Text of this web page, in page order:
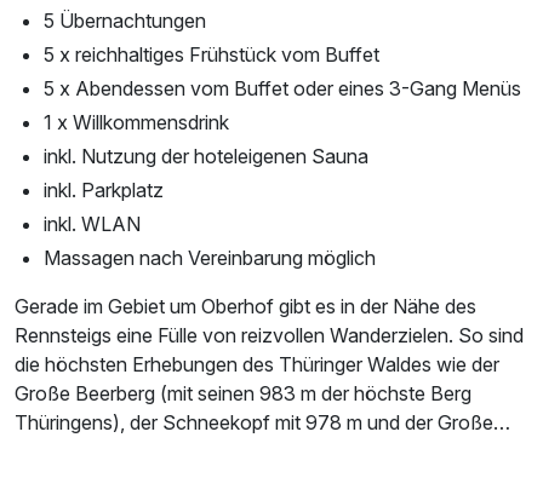
5 Übernachtungen
5 x reichhaltiges Frühstück vom Buffet
5 x Abendessen vom Buffet oder eines 3-Gang Menüs
1 x Willkommensdrink
inkl. Nutzung der hoteleigenen Sauna
inkl. Parkplatz
inkl. WLAN
Massagen nach Vereinbarung möglich
Gerade im Gebiet um Oberhof gibt es in der Nähe des
Rennsteigs eine Fülle von reizvollen Wanderzielen. So sind
die höchsten Erhebungen des Thüringer Waldes wie der
Große Beerberg (mit seinen 983 m der höchste Berg
Thüringens), der Schneekopf mit 978 m und der Große